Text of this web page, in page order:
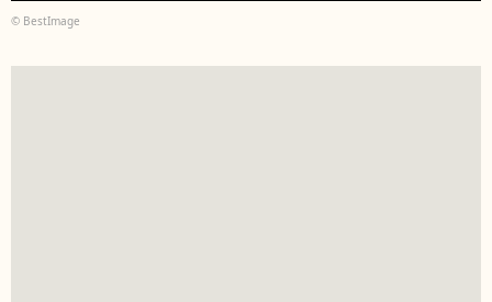
© BestImage